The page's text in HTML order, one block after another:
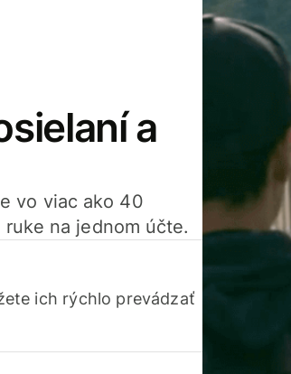
a
vo viac ako 40
na jednom účte.
ich rýchlo prevádzať